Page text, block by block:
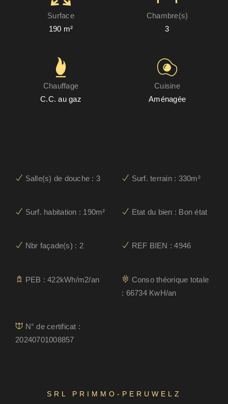
Surface
190 m²
Chambre(s)
3
Chauffage
C.C. au gaz
Cuisine
Aménagée
Salle(s) de douche : 3 Surf. terrain : 330m²
Surf. habitation : 190m² Etat du bien : Bon état
Nbr façade(s) : 2 REF BIEN : 4946
PEB : 422kWh/m2/an
Conso théorique totale
: 66734 KwH/an
N° de certificat :
20240701008857
SRL PRIMMO-PERUWELZ